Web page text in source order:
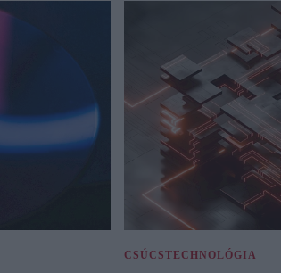
CSÚCSTECHNOLÓGIA